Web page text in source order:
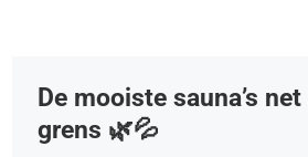
De mooiste sauna’s
grens 🌿💦